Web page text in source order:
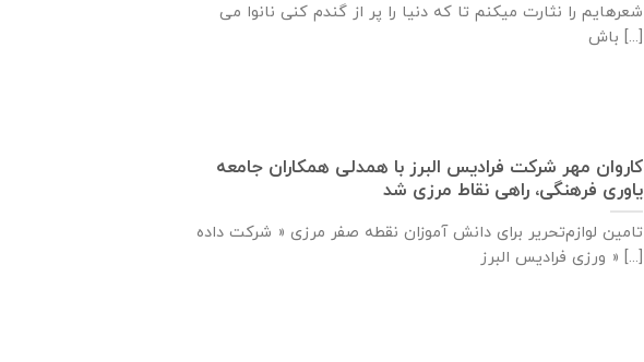
شعرهایم را نثارت میکنم تا که دنیا را پر از گندم کنی نانوا می
باش [...]
كاروان مهر شرکت فرادیس البرز با همدلی همکاران جامعه
یاوری فرهنگی، راهی نقاط مرزی شد
تامين لوازم‌تحرير برای دانش آموزان نقطه صفر مرزی « شرکت داده
ورزی فراديس البرز » [...]